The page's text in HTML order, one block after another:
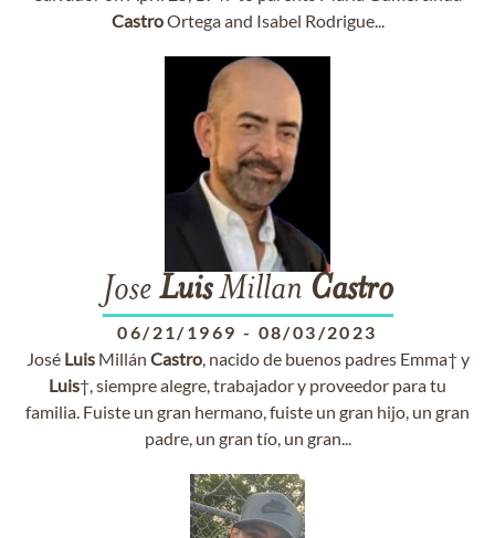
CastroOrtega and Isabel Rodrigue...
Jose LuisMillan Castro
06/21/1969 - 08/03/2023
José LuisMillán Castro, nacido de buenos padres Emma† y
Luis†, siempre alegre, trabajador y proveedor para tu
familia. Fuiste un gran hermano, fuiste un gran hijo, un gran
padre, un gran tío, un gran...